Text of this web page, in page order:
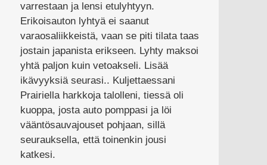
varrestaan ja lensi etulyhtyyn.
Erikoisauton lyhtyä ei saanut
varaosaliikkeistä, vaan se piti tilata taas
jostain japanista erikseen. Lyhty maksoi
yhtä paljon kuin vetoakseli. Lisää
ikävyyksiä seurasi.. Kuljettaessani
Prairiella harkkoja talolleni, tiessä oli
kuoppa, josta auto pomppasi ja löi
vääntösauvajouset pohjaan, sillä
seurauksella, että toinenkin jousi
katkesi.